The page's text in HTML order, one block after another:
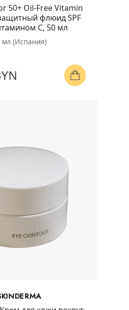
50+ Oil-Free Vitamin
флюид SPF
С, 50 мл
мл (Испания)